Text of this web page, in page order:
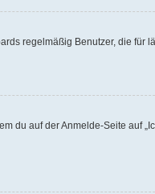
regelmäßig Benutzer, die für
du auf der Anmelde-Seite auf